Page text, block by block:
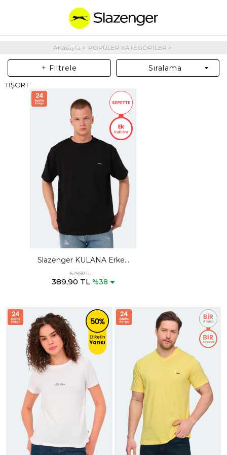
Anasayfa POPÜLER KATEGORİLER
+ Filtrele Sıralama
TİŞÖRT
Slazenger KULANA Erkek
Oversıze Siyah Tişört
629,90 TL
389,90 TL %38